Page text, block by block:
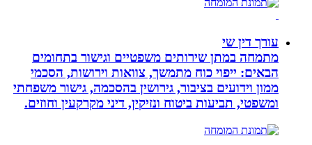
עורך דין שי
מתמחה במתן שירותים משפטיים וגישור בתחומים
הבאים: ייפוי כוח מתמשך, צוואות וירושות, הסכמי
ממון וידועים בציבור, גירושין בהסכמה, גישור משפחתי
ומשפטי, תביעות ביטוח ונזיקין, דיני מקרקעין וחוזים.